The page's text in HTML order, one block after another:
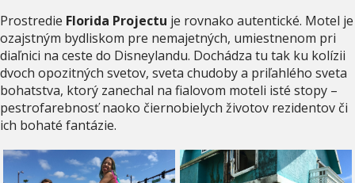
Prostredie Florida Projectu je rovnako autentické. Motel je
ozajstným bydliskom pre nemajetných, umiestnenom pri
diaľnici na ceste do Disneylandu. Dochádza tu tak ku kolízii
dvoch opozitných svetov, sveta chudoby a priľahlého sveta
bohatstva, ktorý zanechal na fialovom moteli isté stopy –
pestrofarebnosť naoko čiernobielych životov rezidentov či
ich bohaté fantázie.